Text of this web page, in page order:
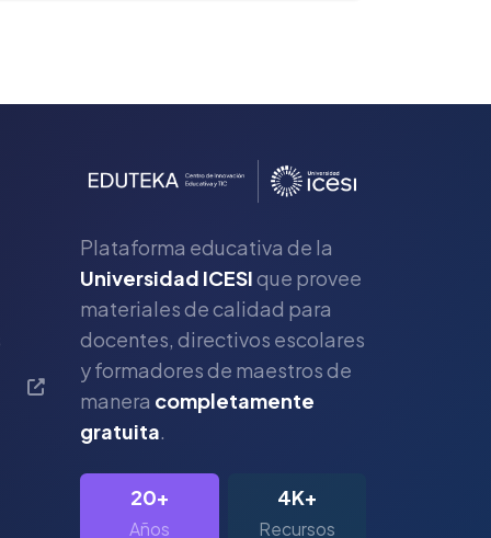
Plataforma educativa de la
Universidad ICESIque provee
materiales de calidad para
docentes, directivos escolares
y formadores de maestros de
manera completamente
gratuita.
20+
Años
4K+
Recursos